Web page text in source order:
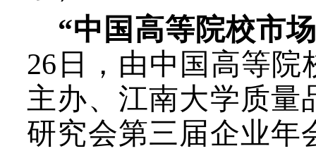
“中国高等院校市
26日，由中国高等
主办、江南大学质量
研究会第三届企业年